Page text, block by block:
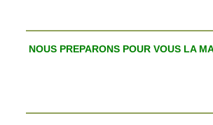
NOUS PREPARONS POUR VOUS LA